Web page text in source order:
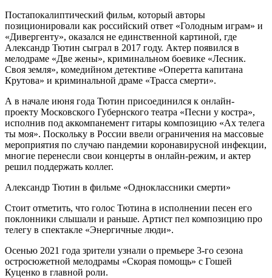
Постапокалиптический фильм, который авторы
позиционировали как российский ответ «Голодным играм» и
«Дивергенту», оказался не единственной картиной, где
Александр Тютин сыграл в 2017 году. Актер появился в
мелодраме «Две жены», криминальном боевике «Лесник.
Своя земля», комедийном детективе «Оперетта капитана
Крутова» и криминальной драме «Трасса смерти».
А в начале июня года Тютин присоединился к онлайн-
проекту Московского Губернского театра «Песни у костра»,
исполнив под аккомпанемент гитары композицию «Ах телега
ты моя». Поскольку в России ввели ограничения на массовые
мероприятия по случаю пандемии коронавирусной инфекции,
многие перенесли свои концерты в онлайн-режим, и актер
решил поддержать коллег.
Александр Тютин в фильме «Одноклассники смерти»
Стоит отметить, что голос Тютина в исполнении песен его
поклонники слышали и раньше. Артист пел композицию про
телегу в спектакле «Энергичные люди».
Осенью 2021 года зрители узнали о премьере 3-го сезона
остросюжетной мелодрамы «Скорая помощь» с Гошей
Куценко в главной роли.